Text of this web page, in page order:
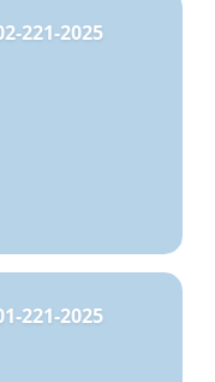
221-2025
221-2025